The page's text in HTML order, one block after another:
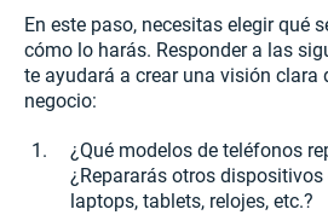
En este paso, necesitas elegir qué
cómo lo harás. Responder a las
te ayudará a crear una visión clara
negocio:
¿Qué modelos de teléfonos
¿Repararás otros
laptops, tablets, relojes, etc.?